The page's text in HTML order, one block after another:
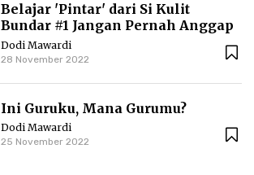
Belajar 'Pintar' dari Si Kulit
Bundar #1 Jangan Pernah Anggap
Enteng
Dodi Mawardi
28 November 2022
Ini Guruku, Mana Gurumu?
Dodi Mawardi
25 November 2022